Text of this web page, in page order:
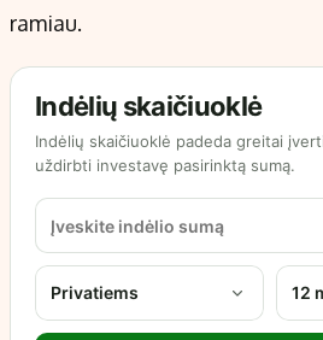
ramiau.